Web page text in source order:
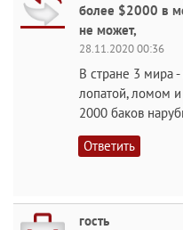
более $2000 в
не может,
28.11.2020 00:36
В стране 3 мира
лопатой, ломом и
2000 баков
Ответить
гость